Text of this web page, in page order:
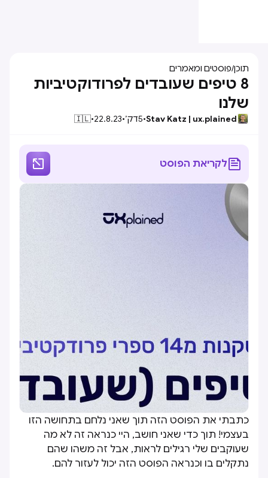
תוכן/פוסטים ומאמרים
8 טיפים שעובדים לפרודוקטיביות
שלנו
Stav Katz | ux.plained
•
5דק׳•
22.8.23
•
🇮🇱
לקריאת הפוסט 
כתבתי את הפוסט הזה תוך שאני נלחם בתחושה הזו
בעצמי! תוך כדי שאני חושב, היי כנראה זה לא מה
שעוקבים שלי רגילים לראות, אבל זה משהו שהם
נתקלים בו וכנראה הפוסט הזה יכול לעזור להם.